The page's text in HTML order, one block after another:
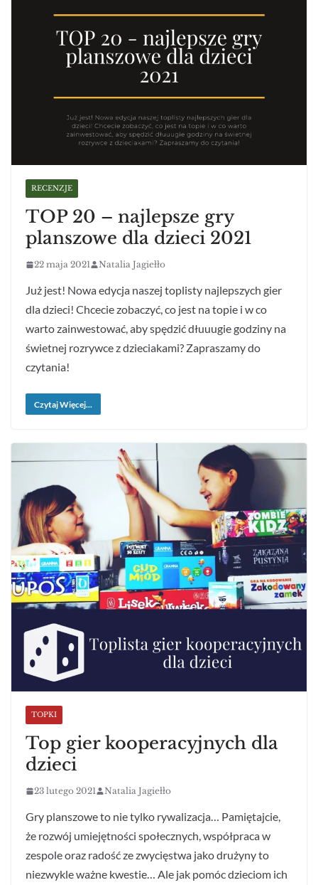
RECENZJE
TOP 20 – najlepsze gry
planszowe dla dzieci 2021
22 maja 2021 Natalia Jagiełło
Już jest! Nowa edycja naszej toplisty najlepszych gier
dla dzieci! Chcecie zobaczyć, co jest na topie i w co
warto zainwestować, aby spędzić dłuuugie godziny na
świetnej rozrywce z dzieciakami? Zapraszamy do
czytania!
Czytaj Więcej...
TOPKI
Top gier kooperacyjnych dla
dzieci
23 lutego 2021 Natalia Jagiełło
Gry planszowe to nie tylko rywalizacja… Pamiętajcie,
że rozwój umiejętności społecznych, współpraca w
zespole oraz radość ze zwycięstwa jako drużyny to
niezwykle ważne kwestie… Ale jak pomóc dzieciom ich